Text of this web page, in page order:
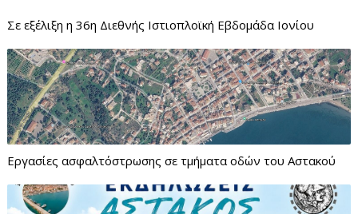
Σε εξέλιξη η 36η Διεθνής Ιστιοπλοϊκή Εβδομάδα Ιονίου
Εργασίες ασφαλτόστρωσης σε τμήματα οδών του Αστακού